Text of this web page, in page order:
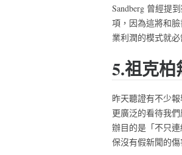
Sandberg 曾經提
項，因為這將和
業利潤的模式就
5.祖克
昨天聽證有不少
更廣泛的看待我
辦目的是「不只
保沒有假新聞的